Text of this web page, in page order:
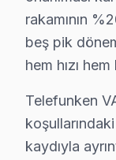
Panel:
LED bar:
» Avcılar'de
Avcılar ×
Avcılar'de
İkinci faktör —
rakamının
beş pik
hem hızı
Telefunken
koşullarındaki
kaydıyla